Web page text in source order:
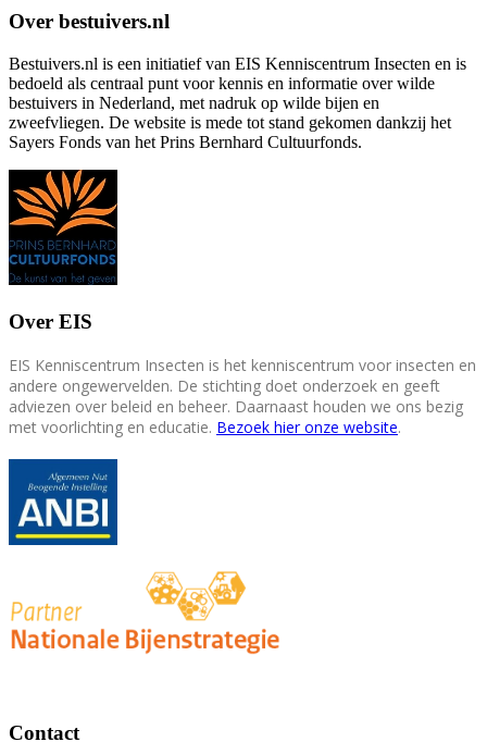
Over bestuivers.nl
Bestuivers.nl is een initiatief van EIS Kenniscentrum Insecten en is
bedoeld als centraal punt voor kennis en informatie over wilde
bestuivers in Nederland, met nadruk op wilde bijen en
zweefvliegen. De website is mede tot stand gekomen dankzij het
Sayers Fonds van het Prins Bernhard Cultuurfonds.
Over EIS
EIS Kenniscentrum Insecten is het kenniscentrum voor insecten en
andere ongewervelden. De stichting doet onderzoek en geeft
adviezen over beleid en beheer. Daarnaast houden we ons bezig
met voorlichting en educatie. Bezoek hier onze website.
Contact